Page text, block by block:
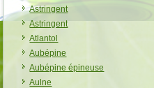
Astringent
Astringent
Atlantol
Aubépine
Aubépine épineuse
Aulne